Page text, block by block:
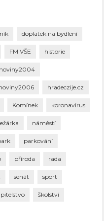
doplatek na bydlení
FM VŠE historie
hradeczije.cz
Komínek koronavirus
náměstí
parkování
příroda rada
senát sport
školství